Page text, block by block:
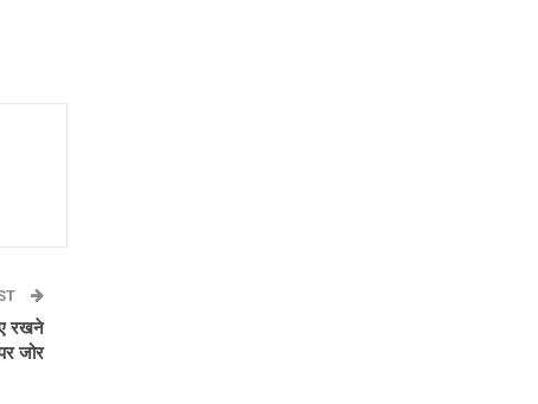
रखने
जोर